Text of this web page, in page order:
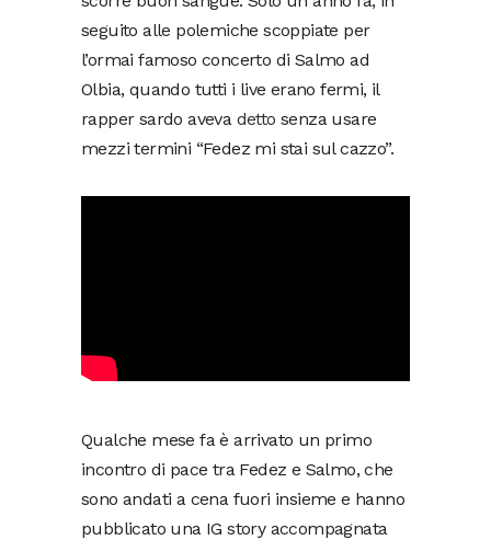
seguito alle polemiche scoppiate per
l’ormai famoso concerto di Salmo ad
Olbia, quando tutti i live erano fermi, il
rapper sardo aveva detto senza usare
mezzi termini “Fedez mi stai sul cazzo”.
Qualche mese fa è arrivato un primo
incontro di pace tra Fedez e Salmo, che
sono andati a cena fuori insieme e hanno
pubblicato una IG story accompagnata